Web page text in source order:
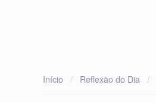
Início / Reflexão do Dia /